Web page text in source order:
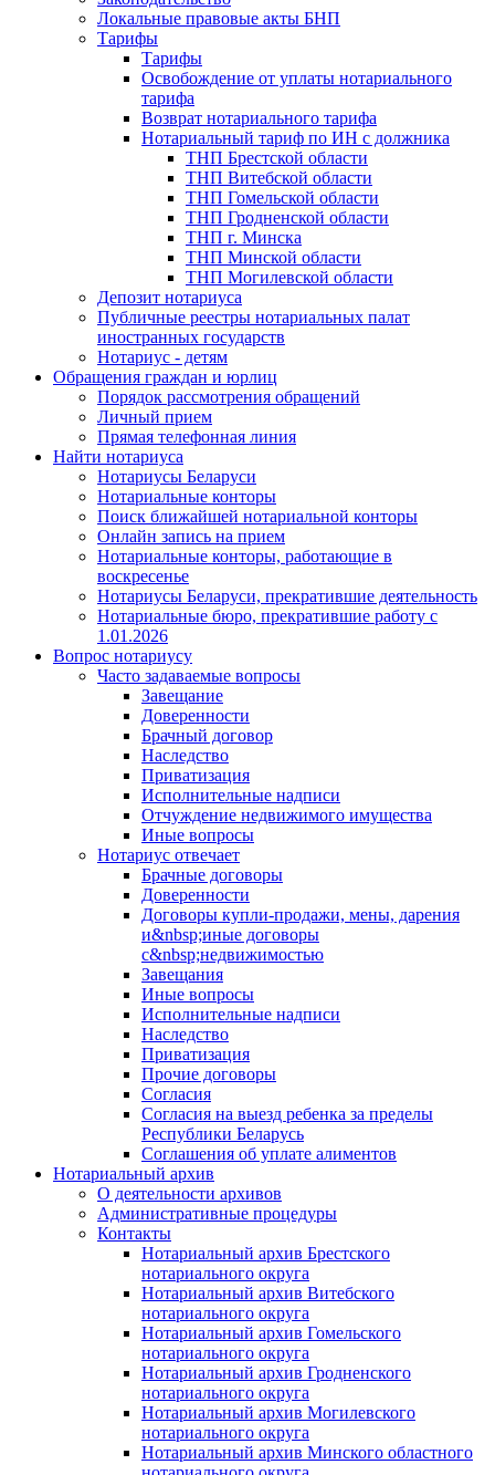
Локальные правовые акты БНП
Тарифы
Тарифы
Освобождение от уплаты нотариального
тарифа
Возврат нотариального тарифа
Нотариальный тариф по ИН с должника
ТНП Брестской области
ТНП Витебской области
ТНП Гомельской области
ТНП Гродненской области
ТНП г. Минска
ТНП Минской области
ТНП Могилевской области
Депозит нотариуса
Публичные реестры нотариальных палат
иностранных государств
Нотариус - детям
Обращения граждан и юрлиц
Порядок рассмотрения обращений
Личный прием
Прямая телефонная линия
Найти нотариуса
Нотариусы Беларуси
Нотариальные конторы
Поиск ближайшей нотариальной конторы
Онлайн запись на прием
Нотариальные конторы, работающие в
воскресенье
Нотариусы Беларуси, прекратившие деятельность
Нотариальные бюро, прекратившие работу с
1.01.2026
Вопрос нотариусу
Часто задаваемые вопросы
Завещание
Доверенности
Брачный договор
Наследство
Приватизация
Исполнительные надписи
Отчуждение недвижимого имущества
Иные вопросы
Нотариус отвечает
Брачные договоры
Доверенности
Договоры купли-продажи, мены, дарения
и&nbsp;иные договоры
с&nbsp;недвижимостью
Завещания
Иные вопросы
Исполнительные надписи
Наследство
Приватизация
Прочие договоры
Согласия
Согласия на выезд ребенка за пределы
Республики Беларусь
Соглашения об уплате алиментов
Нотариальный архив
О деятельности архивов
Административные процедуры
Контакты
Нотариальный архив Брестского
нотариального округа
Нотариальный архив Витебского
нотариального округа
Нотариальный архив Гомельского
нотариального округа
Нотариальный архив Гродненского
нотариального округа
Нотариальный архив Могилевского
нотариального округа
Нотариальный архив Минского областного